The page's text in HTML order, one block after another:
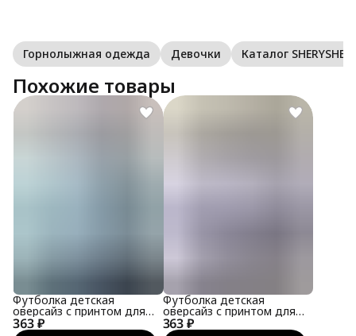
Горнолыжная одежда Девочки Каталог SHERYSHEFF
Похожие товары
363 ₽
Футболка детская
оверсайз с принтом для
подростка
363 ₽
Футболка детская
оверсайз с принтом для
подростка